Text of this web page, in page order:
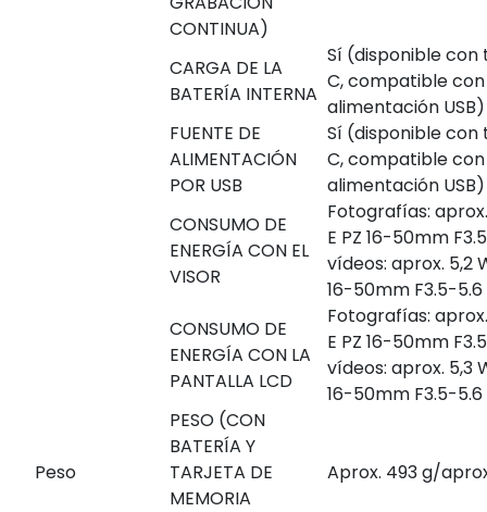
CONTINUA)
CARGA DE LA
BATERÍA INTERNA
Sí (disponible con
C, compatible
alimentación USB)
FUENTE DE
ALIMENTACIÓN
POR USB
Sí (disponible con
C, compatible
alimentación USB)
CONSUMO DE
ENERGÍA CON EL
VISOR
Fotografías:
E PZ 16-50mm
vídeos: aprox. 5,2
16-50mm F3.5-
CONSUMO DE
ENERGÍA CON LA
PANTALLA LCD
Fotografías:
E PZ 16-50mm
vídeos: aprox. 5,3
16-50mm F3.5-
Peso
PESO (CON
BATERÍA Y
TARJETA DE
MEMORIA
Aprox. 493 g/